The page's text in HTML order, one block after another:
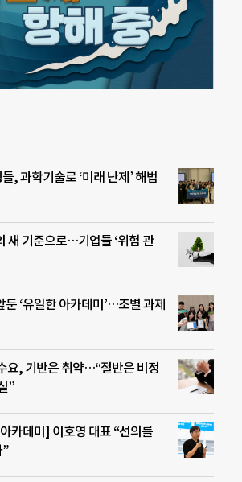
, 과학기술로 ‘미래 난제’ 해법
새 기준으로…기업들 ‘위험 관
‘유일한 아카데미’…조별 과제
요, 기반은 취약…“절반은 비정
”
카데미] 이호영 대표 “선의를
”